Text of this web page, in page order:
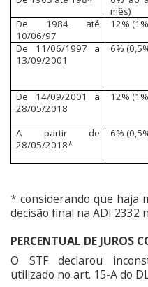
mês)
De 1984 até
10/06/97
12%
De 11/06/1997 a
13/09/2001
6%
De 14/09/2001 a
28/05/2018
12%
A partir de
28/05/2018*
6%
* considerando que haja
decisão final na ADI 2332
PERCENTUAL DE JUROS
O STF declarou
utilizado no art. 15-A do